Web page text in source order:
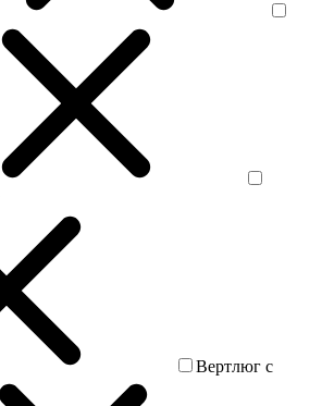
Вертлюг с